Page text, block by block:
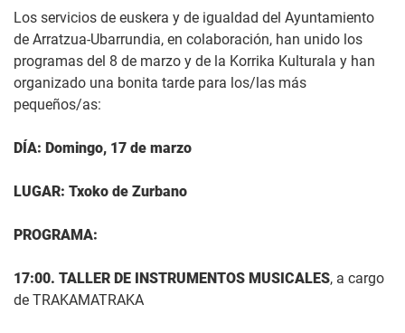
Los servicios de euskera y de igualdad del Ayuntamiento
de Arratzua-Ubarrundia, en colaboración, han unido los
programas del 8 de marzo y de la Korrika Kulturala y han
organizado una bonita tarde para los/las más
pequeños/as:
DÍA: Domingo, 17 de marzo
LUGAR: Txoko de Zurbano
PROGRAMA:
17:00. TALLER DE INSTRUMENTOS MUSICALES, a cargo
de TRAKAMATRAKA